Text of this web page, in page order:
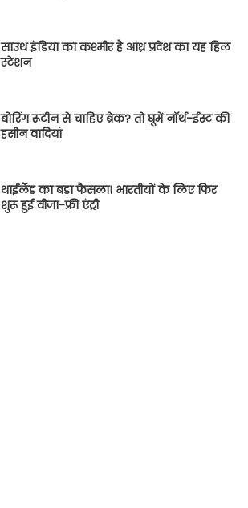
साउथ इंडिया का कश्मीर है आंध्र प्रदेश का यह हिल
स्टेशन
बोरिंग रूटीन से चाहिए ब्रेक? तो घूमें नॉर्थ-ईस्ट की
हसीन वादियां
थाईलैंड का बड़ा फैसला! भारतीयों के लिए फिर
शुरू हुई वीजा-फ्री एंट्री